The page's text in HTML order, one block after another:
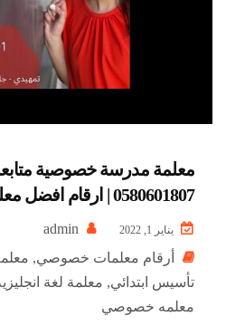
معلمة مدرسة خصوصية
0580601807 | ارقام افضل معلمات خصوصي
يناير 1, 2022
أرقام معلمات خصوصي,
تأسيس ابتدائي, معلمة لغة
معلمه خصوصي